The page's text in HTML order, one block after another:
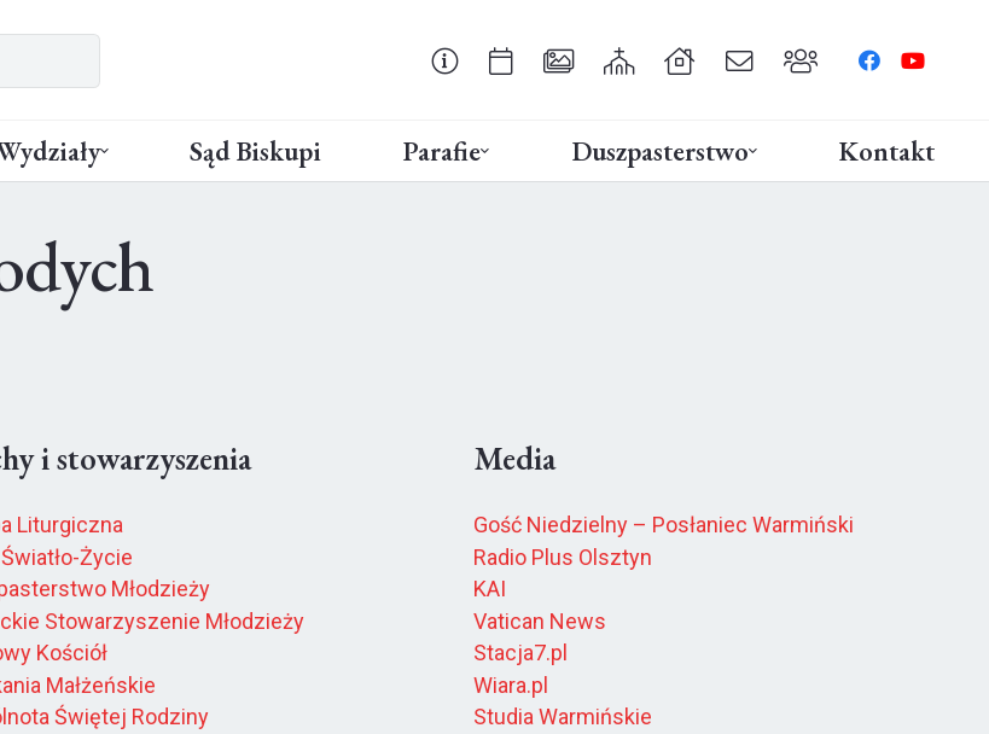
Sąd Biskupi Parafie Duszpasterstwo Kontakt
i stowarzyszenia
Liturgiczna
Życie
Młodzieży
Stowarzyszenie Młodzieży
Kościół
Małżeńskie
Świętej Rodziny
Media
Gość Niedzielny – Posłaniec Warmiński
Radio Plus Olsztyn
KAI
Vatican News
Stacja7.pl
Wiara.pl
Studia Warmińskie